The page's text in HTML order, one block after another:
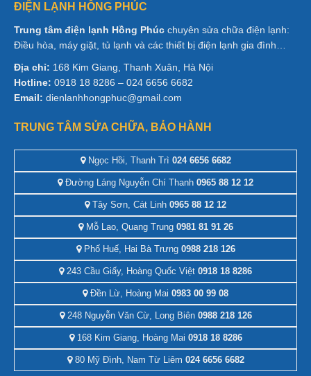
ĐIỆN LẠNH HỒNG PHÚC
Trung tâm điện lạnh Hồng Phúc chuyên sửa chữa điện lạnh:
Điều hòa, máy giặt, tủ lạnh và các thiết bị điện lạnh gia đình…
Địa chỉ: 168 Kim Giang, Thanh Xuân, Hà Nội
Hotline: 0918 18 8286 – 024 6656 6682
Email: dienlanhhongphuc@gmail.com
TRUNG TÂM SỬA CHỮA, BẢO HÀNH
Ngọc Hồi, Thanh Trì 024 6656 6682
Đường Láng Nguyễn Chí Thanh 0965 88 12 12
Tây Sơn, Cát Linh 0965 88 12 12
Mỗ Lao, Quang Trung0981 81 91 26
Phố Huế, Hai Bà Trưng0988 218 126
243 Cầu Giấy, Hoàng Quốc Việt 0918 18 8286
Đền Lừ, Hoàng Mai 0983 00 99 08
248 Nguyễn Văn Cừ, Long Biên0988 218 126
168 Kim Giang, Hoàng Mai 0918 18 8286
80 Mỹ Đình, Nam Từ Liêm 024 6656 6682